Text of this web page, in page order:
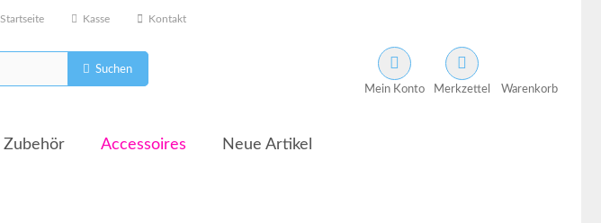
Startseite Kasse Kontakt
Suchen
Warenkorb
Merkzettel
Mein Konto
Zubehör Accessoires Neue Artikel